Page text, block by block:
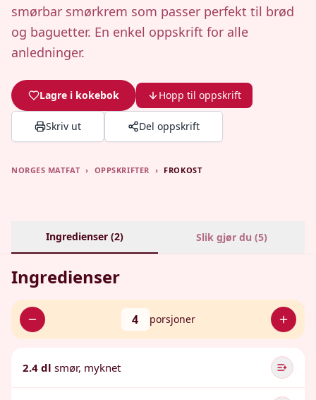
smørbar smørkrem som passer perfekt til brød
og baguetter. En enkel oppskrift for alle
anledninger.
Lagre i kokebok Hopp til oppskrift
Skriv ut Del oppskrift
NORGES MATFAT › OPPSKRIFTER › FROKOST
Ingredienser (2) Slik gjør du (5)
Ingredienser
4 porsjoner
2.4 dl smør, myknet